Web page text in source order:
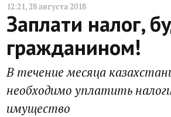
12:21, 28 августа 2018
Заплати налог,
гражданином!
В течение месяца
необходимо уплатить
имущество